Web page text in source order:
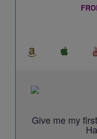
Give me my